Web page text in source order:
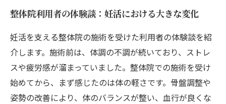
整体院利用者の体験談：妊活における大きな変化
妊活を支える整体院の施術を受けた利用者の体験談を紹
介します。施術前は、体調の不調が続いており、ストレ
スや疲労感が溜まっていました。整体院での施術を受け
始めてから、まず感じたのは体の軽さです。骨盤調整や
姿勢の改善により、体のバランスが整い、血行が良くな